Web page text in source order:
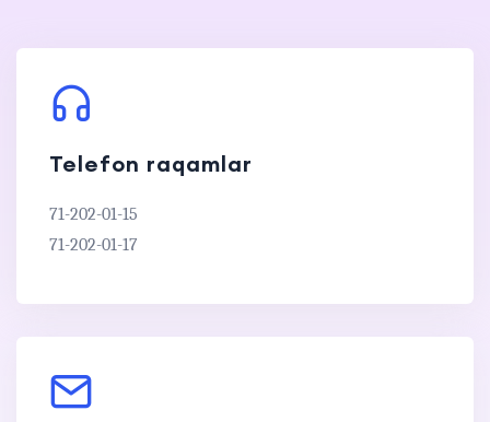
Telefon raqamlar
71-202-01-15
71-202-01-17